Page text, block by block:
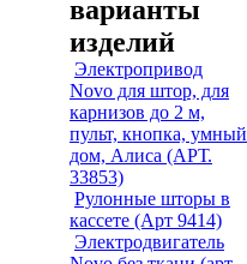
варианты
изделий
Электропривод
Novo для штор, для
карнизов до 2 м,
пульт, кнопка, умный
дом, Алиса (АРТ.
33853)
Рулонные шторы в
кассете (Арт 9414)
Электродвигатель